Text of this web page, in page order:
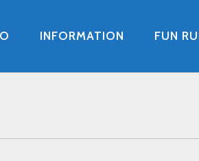
INFORMATION FUN